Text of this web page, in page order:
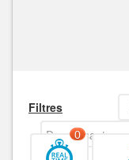
Filtres
Decroissant
0